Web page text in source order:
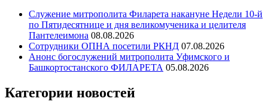
Служение митрополита Филарета накануне Недели 10-й
по Пятидесятнице и дня великомученика и целителя
Пантелеимона 08.08.2026
Сотрудники ОПНА посетили РКНД 07.08.2026
Анонс богослужений митрополита Уфимского и
Башкортостанского ФИЛАРЕТА 05.08.2026
Категории новостей